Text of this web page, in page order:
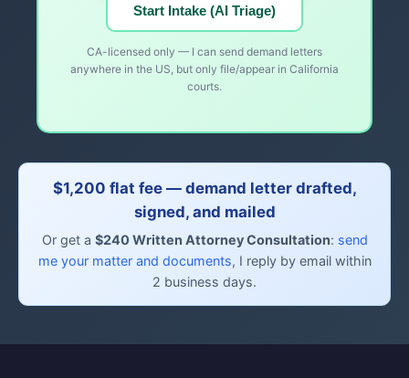
Start Intake (AI Triage)
CA-licensed only — I can send demand letters
anywhere in the US, but only file/appear in California
courts.
$1,200 flat fee — demand letter drafted,
signed, and mailed
Or get a $240 Written Attorney Consultation: send
me your matter and documents, I reply by email within
2 business days.